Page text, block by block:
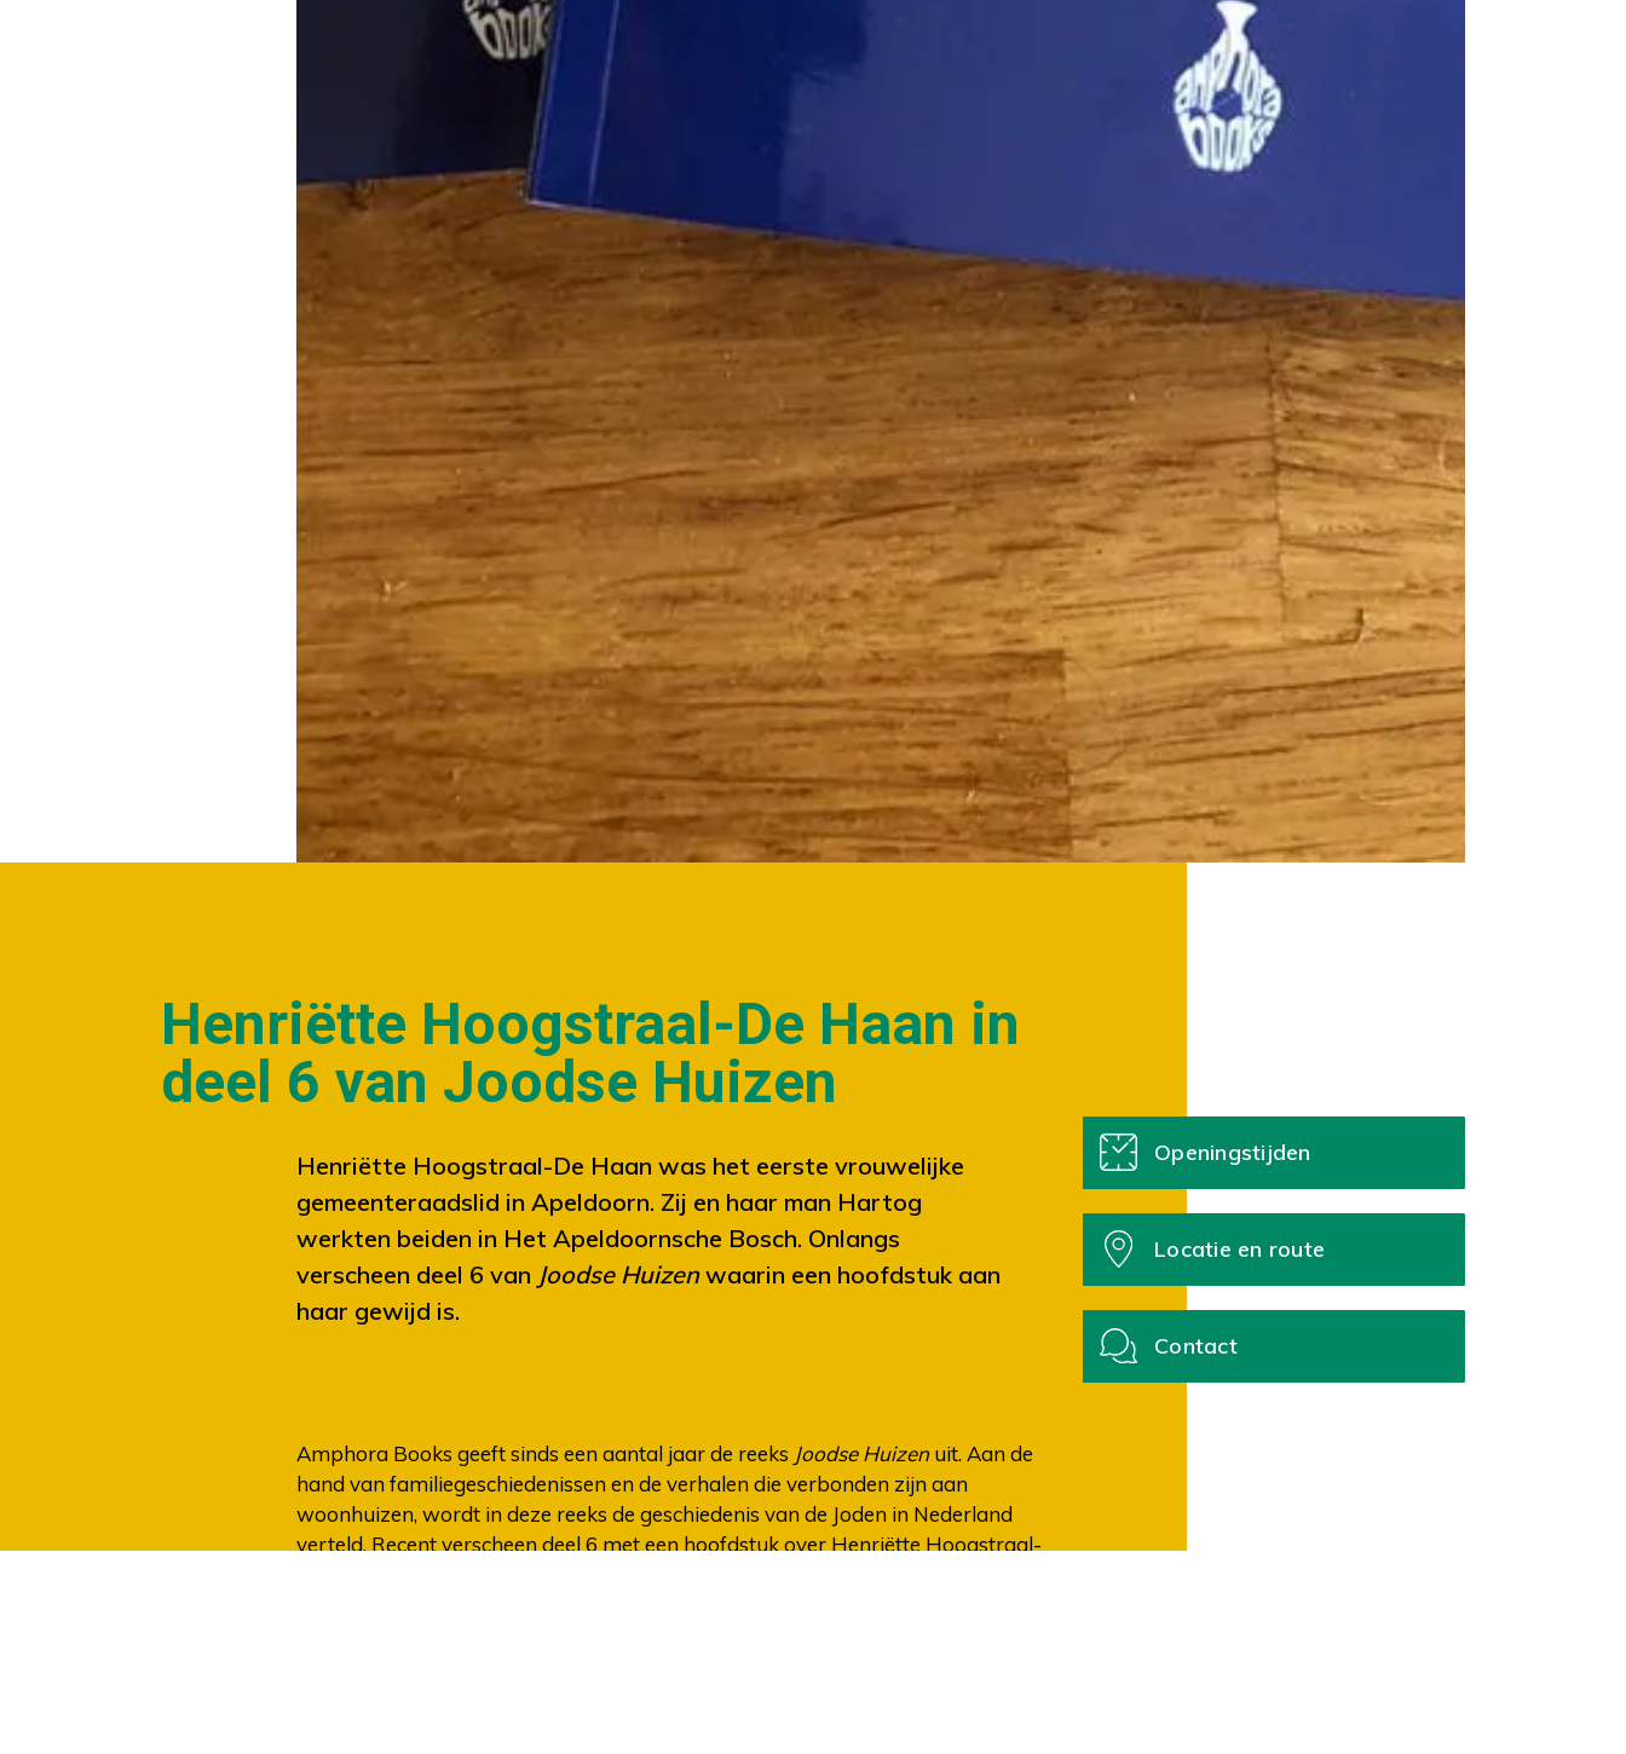
Henriëtte Hoogstraal-De Haan in
deel 6 van Joodse Huizen
Henriëtte Hoogstraal-De Haan was het eerste vrouwelijke
gemeenteraadslid in Apeldoorn. Zij en haar man Hartog
werkten beiden in Het Apeldoornsche Bosch. Onlangs
verscheen deel 6 van Joodse Huizenwaarin een hoofdstuk aan
haar gewijd is.
Amphora Books geeft sinds een aantal jaar de reeks Joodse Huizenuit. Aan de
hand van familiegeschiedenissen en de verhalen die verbonden zijn aan
woonhuizen, wordt in deze reeks de geschiedenis van de Joden in Nederland
verteld. Recent verscheen deel 6 met een hoofdstuk over Henriëtte Hoogstraal-
Openingstijden
Locatie en route
Contact